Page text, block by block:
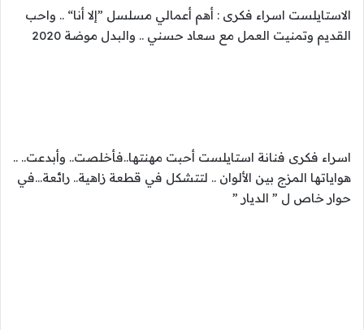
الاستايلست اسراء فكرى : أهم أعمالي مسلسل ”إلا أنا“ .. واحب
القديم وتمنيت العمل مع سعاد حسني .. والبدل موضة 2020
اسراء فكرى فنانة استايلست أحبت مهنتها..فأخلصت.. وأبدعت.. ..
هواياتها المزج بين الألوان .. لتتشكل في قطعة زاهية.. رائعة…في
حوار خاص ل ” الديار ”